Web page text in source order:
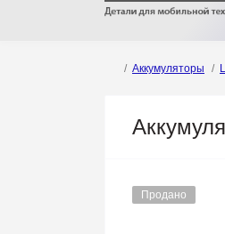
Аккумуляторы
Продано